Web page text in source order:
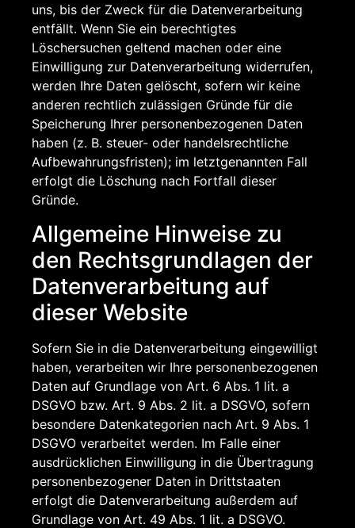
uns, bis der Zweck für die Datenverarbeitung
entfällt. Wenn Sie ein berechtigtes
Löschersuchen geltend machen oder eine
Einwilligung zur Datenverarbeitung widerrufen,
werden Ihre Daten gelöscht, sofern wir keine
anderen rechtlich zulässigen Gründe für die
Speicherung Ihrer personenbezogenen Daten
haben (z. B. steuer- oder handelsrechtliche
Aufbewahrungsfristen); im letztgenannten Fall
erfolgt die Löschung nach Fortfall dieser
Gründe.
Allgemeine Hinweise zu
den Rechtsgrundlagen der
Datenverarbeitung auf
dieser Website
Sofern Sie in die Datenverarbeitung eingewilligt
haben, verarbeiten wir Ihre personenbezogenen
Daten auf Grundlage von Art. 6 Abs. 1 lit. a
DSGVO bzw. Art. 9 Abs. 2 lit. a DSGVO, sofern
besondere Datenkategorien nach Art. 9 Abs. 1
DSGVO verarbeitet werden. Im Falle einer
ausdrücklichen Einwilligung in die Übertragung
personenbezogener Daten in Drittstaaten
erfolgt die Datenverarbeitung außerdem auf
Grundlage von Art. 49 Abs. 1 lit. a DSGVO.